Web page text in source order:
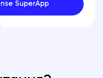
SuperApp